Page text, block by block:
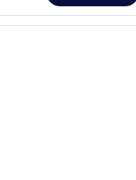
Ein Hotelzimmer mit einem